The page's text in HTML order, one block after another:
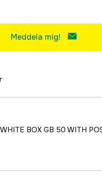
Meddela mig!
BOX GB 50 WITH